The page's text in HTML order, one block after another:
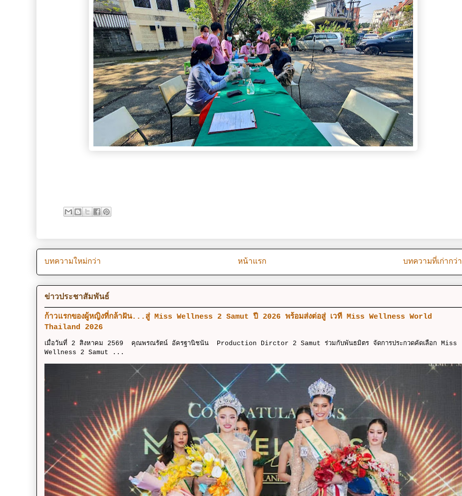
บทความใหม่กว่า บทความที่เก่ากว่า
หน้าแรก
ข่าวประชาสัมพันธ์
ก้าวแรกของผู้หญิงที่กล้าฝัน...สู่ Miss Wellness 2 Samut ปี 2026 พร้อมส่งต่อสู่ เวที Miss Wellness World
Thailand 2026
เมื่อวันที่ 2 สิงหาคม 2569 คุณพรณรัตน์ อัครฐานิชนัน Production Dirctor 2 Samut ร่วมกับพันธมิตร จัดการประกวดคัดเลือก Miss
Wellness 2 Samut ...